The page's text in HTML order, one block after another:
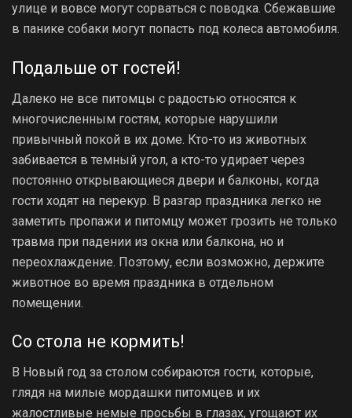
улице и вовсе могут сорваться с поводка. Сбежавшие
в панике собаки могут попасть под колеса автомобиля.
Подальше от гостей!
Далеко не все питомцы с радостью относятся к
многочисленным гостям, которые нарушили
привычный покой в их доме. Кто-то из животных
забивается в темный угол, а кто-то удирает через
постоянно открывающиеся двери и балконы, когда
гости ходят на перекур. В разгар праздника легко не
заметить пропажи и питомцу может грозить не только
травма при падении из окна или балкона, но и
переохлаждение. Поэтому, если возможно, держите
животное во время праздника в отдельном
помещении.
Со стола не кормить!
В Новый год за столом собираются гости, которые,
глядя на милые мордашки питомцев и их
жалостливые немые просьбы в глазах, угощают их